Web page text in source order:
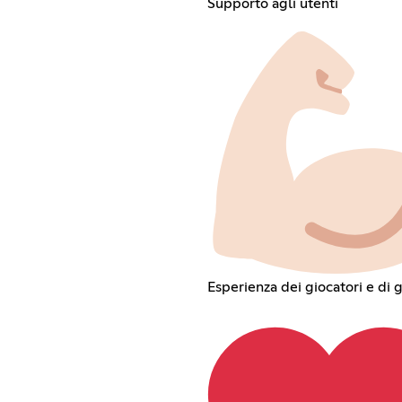
Supporto agli utenti
Esperienza dei giocatori e di